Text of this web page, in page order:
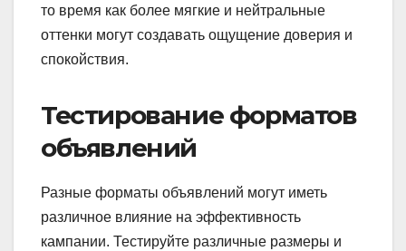
то время как более мягкие и нейтральные
оттенки могут создавать ощущение доверия и
спокойствия.
Тестирование форматов
объявлений
Разные форматы объявлений могут иметь
различное влияние на эффективность
кампании. Тестируйте различные размеры и